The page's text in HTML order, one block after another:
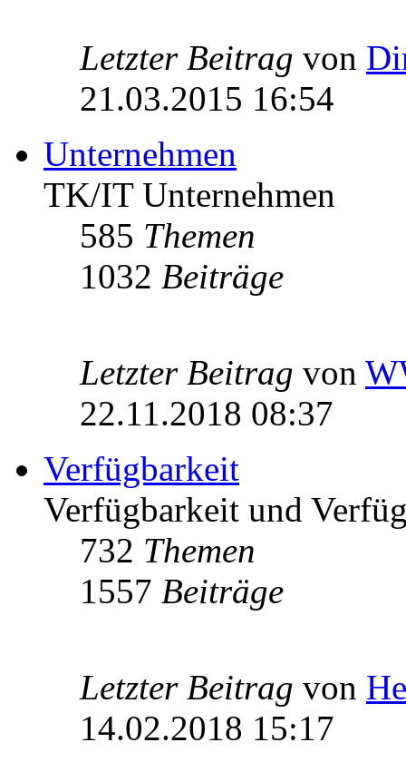
Letzter Beitrag von
21.03.2015 16:54
Unternehmen
TK/IT Unternehmen
585 Themen
1032 Beiträge
Letzter Beitrag von
22.11.2018 08:37
Verfügbarkeit
Verfügbarkeit und
732 Themen
1557 Beiträge
Letzter Beitrag von
14.02.2018 15:17